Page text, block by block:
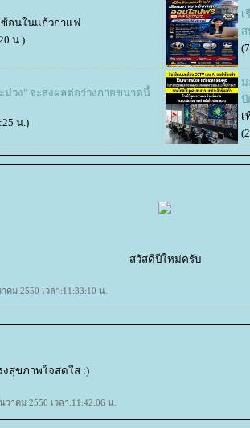
อนในแก้วกาแฟ
น.)
เ
ส
วง" จะส่งผลต่อร่างกายขนาดนี้
น.)
ม
เ
สวัสดีปีใหม่ครับ
คม 2550 เวลา:11:33:10 น.
สุขภาพใจสดใส :)
าคม 2550 เวลา:11:42:06 น.